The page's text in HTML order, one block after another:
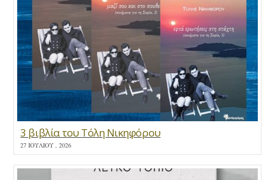
3 βιβλία του Τόλη Νικηφόρου
27 ΙΟΥΛΊΟΥ , 2026